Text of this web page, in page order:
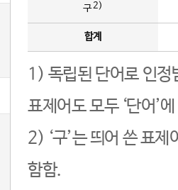
구2)
합계
1) 독립된 단어로 인정
표제어도 모두 ‘단어’
2) ‘구’는 띄어 쓴 표
함함.